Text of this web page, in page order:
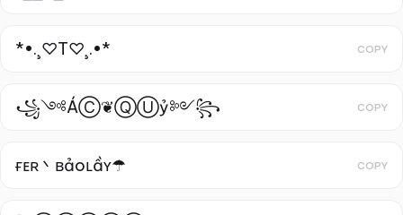
*•.¸♡T♡¸.•* COPY
꧁༺ÁⒸ❦ⓆⓊỷ༻꧂ COPY
ғᴇʀ丶ʙảoʟầʏ☂ COPY